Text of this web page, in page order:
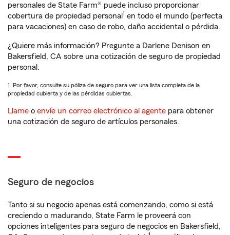
personales de State Farm® puede incluso proporcionar
cobertura de propiedad personal 1 en todo el mundo (perfecta
para vacaciones) en caso de robo, daño accidental o pérdida.
¿Quiere más información? Pregunte a Darlene Denison en
Bakersfield, CA sobre una cotización de seguro de propiedad
personal.
1. Por favor, consulte su póliza de seguro para ver una lista completa de la
propiedad cubierta y de las pérdidas cubiertas.
Llame o envíe un correo electrónico al agente para obtener
una cotización de seguro de artículos personales.
Seguro de negocios
Tanto si su negocio apenas está comenzando, como si está
creciendo o madurando, State Farm le proveerá con
opciones inteligentes para seguro de negocios en Bakersfield,